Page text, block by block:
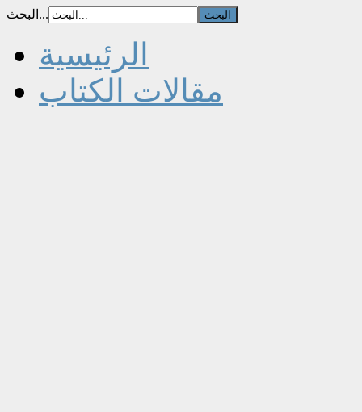
البحث...
الرئيسية
مقالات الكتاب